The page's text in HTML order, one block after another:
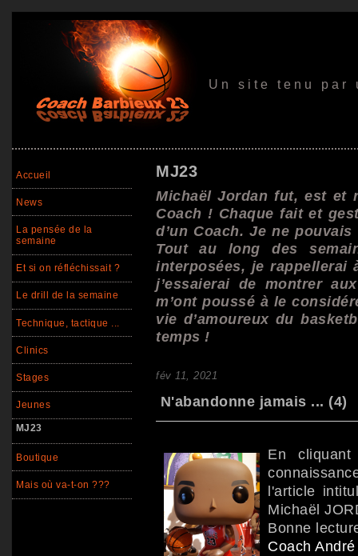
Un site tenu par
Accueil
News
La pensée de la
semaine
Et si on réfléchissait ?
Le drill de la semaine
Technique, tactique ...
Clinics
Stages
Jeunes
MJ23
Boutique
Mais où va-t-on ???
MJ23
Michaël Jordan fut, est et
Coach ! Chaque fait et
d’un Coach. Je ne
Tout au long des
interposées, je rappellerai
j’essaierai de montrer
m’ont poussé à le
vie d’amoureux du
temps !
fév 11, 2021
N'abandonne jamais ... (4)
En
l'article
Michaël
Bonne
Coach